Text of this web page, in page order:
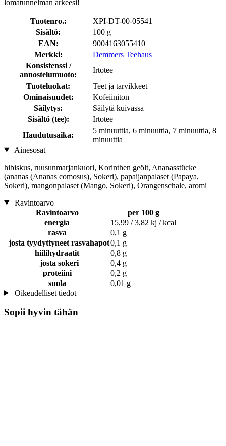
lomatunnelman arkeesi!
Tuotenro.:
XPI-DT-00-05541
Sisältö:
100 g
EAN:
9004163055410
Merkki:
Demmers Teehaus
Konsistenssi /
annostelumuoto:
Irtotee
Tuoteluokat:
Teet ja tarvikkeet
Ominaisuudet:
Kofeiiniton
Säilytys:
Säilytä kuivassa
Sisältö (tee):
Irtotee
Haudutusaika:
5 minuuttia, 6 minuuttia, 7 minuuttia, 8
minuuttia
Ainesosat
hibiskus, ruusunmarjankuori, Korinthen geölt, Ananasstücke
(ananas (Ananas comosus), Sokeri), papaijanpalaset (Papaya,
Sokeri), mangonpalaset (Mango, Sokeri), Orangenschale, aromi
Ravintoarvo
Ravintoarvo
per 100 g
energia
15,99 / 3,82 kj / kcal
rasva
0,1 g
josta tyydyttyneet rasvahapot0,1 g
hiilihydraatit
0,8 g
josta sokeri
0,4 g
proteiini
0,2 g
suola
0,01 g
Oikeudelliset tiedot
Sopii hyvin tähän